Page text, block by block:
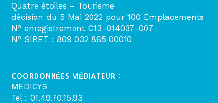
Quatre étoiles – Tourisme
décision du 5 Mai 2022 pour 100 Emplacements
N° enregistrement C13-014037-007
N° SIRET : 809 032 865 00010
COORDONNÉES MÉDIATEUR :
MEDICYS
Tél : 01.49.70.15.93